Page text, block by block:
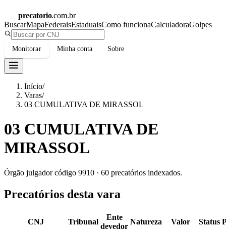
precatorio.com.br
BuscarMapaFederaisEstaduaisComo funcionaCalculadoraGolpes
Monitorar Minha conta Sobre
Início/
Varas/
03 CUMULATIVA DE MIRASSOL
03 CUMULATIVA DE
MIRASSOL
Órgão julgador código 9910 · 60 precatórios indexados.
Precatórios desta vara
CNJ Tribunal
Ente
devedor
Natureza Valor Status